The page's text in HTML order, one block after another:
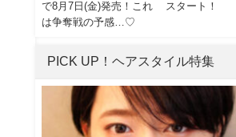
で8月7日(金)発売！これ
は争奪戦の予感…♡
スタート！
PICK UP！ヘアスタイル特集